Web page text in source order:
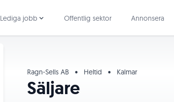
Lediga jobb Offentlig sektor Annonsera
Ragn-Sells AB • Heltid • Kalmar
Säljare